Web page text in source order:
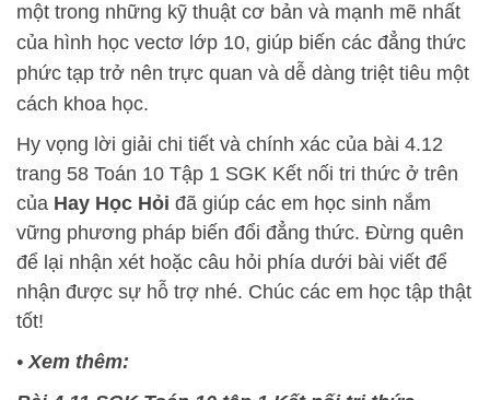
một trong những kỹ thuật cơ bản và mạnh mẽ nhất
của hình học vectơ lớp 10, giúp biến các đẳng thức
phức tạp trở nên trực quan và dễ dàng triệt tiêu một
cách khoa học.
Hy vọng lời giải chi tiết và chính xác của bài 4.12
trang 58 Toán 10 Tập 1 SGK Kết nối tri thức ở trên
của Hay Học Hỏi đã giúp các em học sinh nắm
vững phương pháp biến đổi đẳng thức. Đừng quên
để lại nhận xét hoặc câu hỏi phía dưới bài viết để
nhận được sự hỗ trợ nhé. Chúc các em học tập thật
tốt!
•Xem thêm: